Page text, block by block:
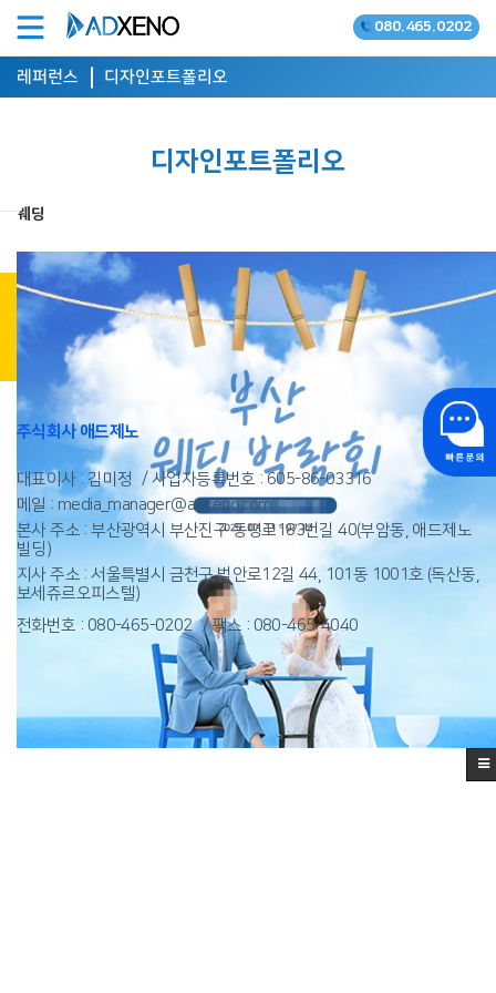
온라인광고 공식대행사 080.465.0202
레퍼런스 디자인포트폴리오
디자인포트폴리오
웨딩
주식회사 애드제노
대표이사 : 김미정 사업자등록번호 :605-86-03316
메일 : media_manager@adxeno.com
본사 주소 : 부산광역시 부산진구 동평로183번길 40(부암동, 애드제노
빌딩)
지사 주소 : 서울특별시 금천구 범안로12길 44, 101동 1001호 (독산동,
보세쥬르오피스텔)
전화번호 : 080-465-0202
팩스 : 080-465-4040